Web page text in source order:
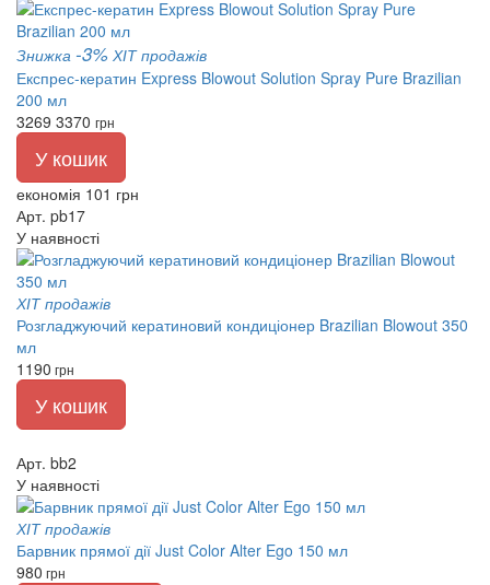
Знижка -3% ХІТ продажів
Експрес-кератин Express Blowout Solution Spray Pure Brazilian
200 мл
3269 3370 грн
У кошик
економія 101 грн
Арт. pb17
У наявності
ХІТ продажів
Розгладжуючий кератиновий кондиціонер Brazilian Blowout 350
мл
1190 грн
У кошик
Арт. bb2
У наявності
ХІТ продажів
Барвник прямої дії Just Color Alter Ego 150 мл
980 грн